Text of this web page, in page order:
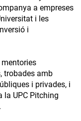
a empreses
i les
i
trobades amb
i privades, i
la UPC Pitching